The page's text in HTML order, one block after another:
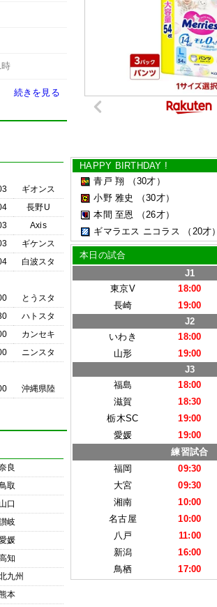
時
続きを見る
ギオンス
長野U
Axis
ギケンス
白波スタ
とうスタ
ハトスタ
カンセキ
ニンスタ
沖縄県陸
良
取
山口
岐
媛
知
九州
本
HAPPY BIRTHDAY !
青戸 翔
（30才）
小野 雅史
（30才）
本間 至恩
（26才）
ギマラエス ニコラス
（20才）
本日の試合
J1
東京V
18:00
長崎
19:00
J2
いわき
18:00
山形
19:00
J3
福島
18:00
滋賀
18:30
栃木SC
19:00
愛媛
19:00
練習試合
福岡
09:30
大宮
09:30
湘南
10:00
名古屋
10:00
八戸
11:00
新潟
16:00
鳥栖
17:00